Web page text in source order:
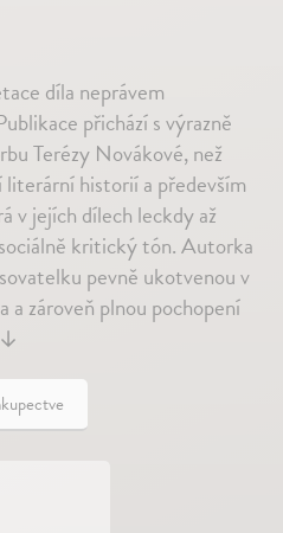
díla neprávem
přichází s výrazně
Terézy Novákové, než
historií a především
v jejích dílech leckdy až
kritický tón. Autorka
pevně ukotvenou v
a zároveň plnou pochopení
↓